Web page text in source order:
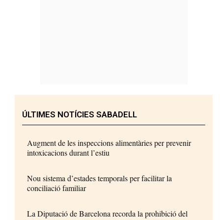
ÚLTIMES NOTÍCIES SABADELL
Augment de les inspeccions alimentàries per prevenir
intoxicacions durant l’estiu
Nou sistema d’estades temporals per facilitar la
conciliació familiar
La Diputació de Barcelona recorda la prohibició del